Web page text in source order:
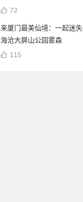
哦！72
来厦门最美仙境：一起迷失
海沧大屏山公园雾森
115